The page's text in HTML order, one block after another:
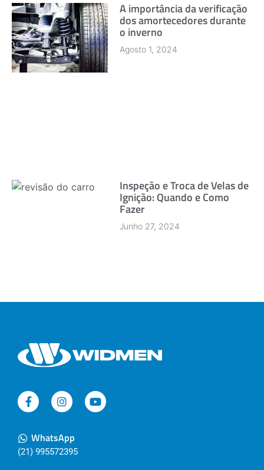
A importância da verificação
dos amortecedores durante
o inverno
Agosto 1, 2024
Inspeção e Troca de Velas de
Ignição: Quando e Como
Fazer
Junho 27, 2024
WhatsApp
(21) 995572395